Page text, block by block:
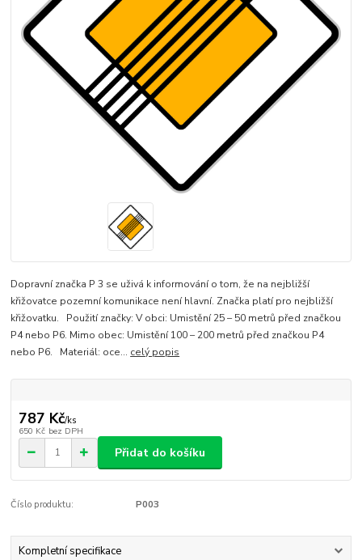
Dopravní značka P 3 se uživá k informování o tom, že na nejbližší
křižovatce pozemní komunikace není hlavní. Značka platí pro nejbližší
křižovatku. Použití značky: V obci: Umistění 25 – 50 metrů před značkou
P4 nebo P6. Mimo obec: Umistění 100 – 200 metrů před značkou P4
nebo P6. Materiál: oce... celý popis
787 Kč/ks
650 Kč bez DPH
Přidat do košíku
Číslo produktu: P003
Kompletní specifikace